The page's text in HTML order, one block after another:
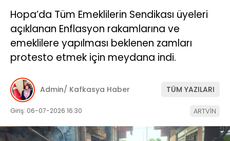
Hopa’da Tüm Emeklilerin Sendikası üyeleri
açıklanan Enflasyon rakamlarına ve
emeklilere yapılması beklenen zamları
protesto etmek için meydana indi.
Admin/ Kafkasya Haber TÜM YAZILARI
Giriş: 06-07-2026 16:30 ARTVİN